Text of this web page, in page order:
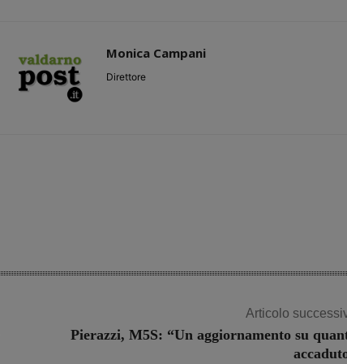
Monica Campani
Direttore
Articolo
Pierazzi, M5S: “Un aggiornamento su